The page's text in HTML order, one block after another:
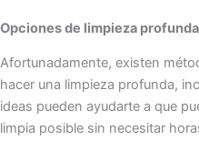
Opciones de limpieza
Afortunadamente, existen
hacer una limpieza profunda,
ideas pueden ayudarte a que
limpia posible sin necesitar